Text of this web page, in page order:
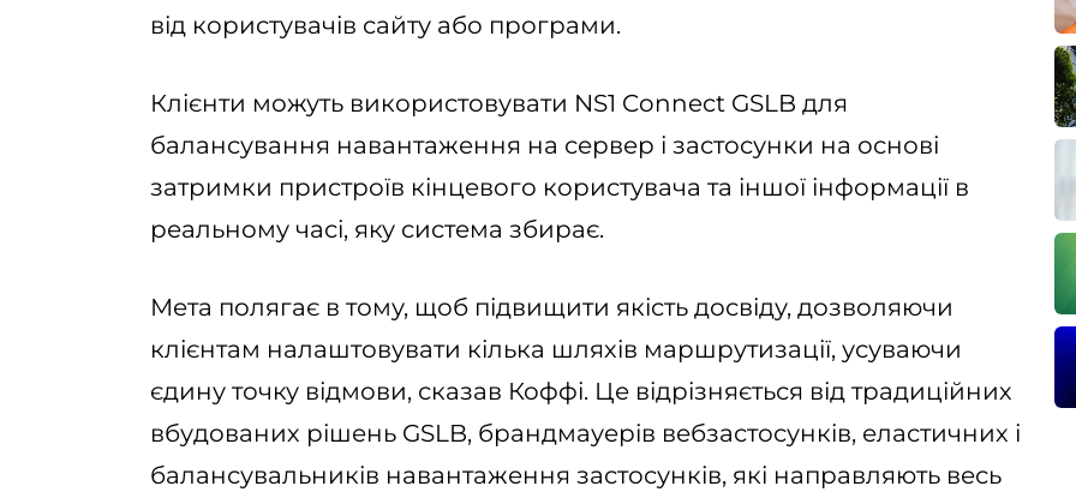
від користувачів сайту або програми.
Клієнти можуть використовувати NS1 Connect GSLB для
балансування навантаження на сервер і застосунки на основі
затримки пристроїв кінцевого користувача та іншої інформації в
реальному часі, яку система збирає.
Мета полягає в тому, щоб підвищити якість досвіду, дозволяючи
клієнтам налаштовувати кілька шляхів маршрутизації, усуваючи
єдину точку відмови, сказав Коффі. Це відрізняється від традиційних
вбудованих рішень GSLB, брандмауерів вебзастосунків, еластичних і
балансувальників навантаження застосунків, які направляють весь